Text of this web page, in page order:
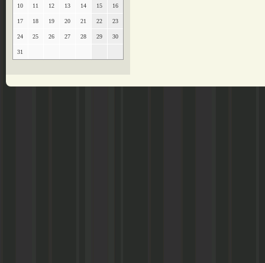
10 11 12 13 14 15 16
17 18 19 20 21 22 23
24 25 26 27 28 29 30
31